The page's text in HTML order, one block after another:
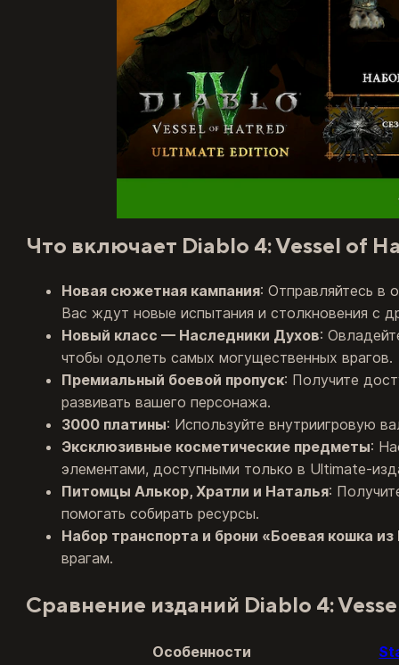
Что включает Diablo 4: Vessel of
Новая сюжетная кампания: Отправляйтесь в
Вас ждут новые испытания и столкновения с
Новый класс — Наследники Духов:
чтобы одолеть самых могущественных врагов.
Премиальный боевой пропуск: Получите
развивать вашего персонажа.
3000 платины: Используйте внутриигровую
Эксклюзивные косметические предметы:
элементами, доступными только в Ultimate-
Питомцы Алькор, Хратли и Наталья:
помогать собирать ресурсы.
Набор транспорта и брони «Боевая кошка из
врагам.
Сравнение изданий Diablo 4:
Особенности